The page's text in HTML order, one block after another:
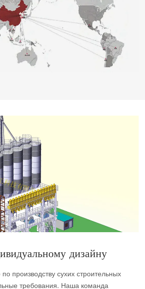
дизайну
производству сухих строительных
требования. Наша команда